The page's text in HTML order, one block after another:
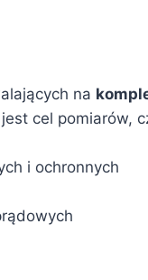
na
cel pomiarów,
i ochronnych